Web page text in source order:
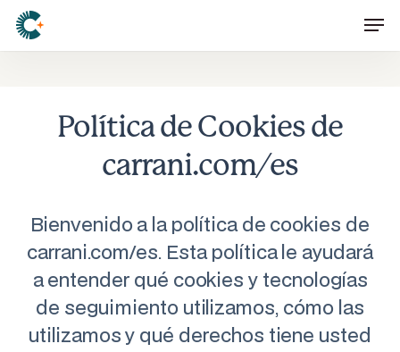
Skip
Política de Cookies de
carrani.com/es
Bienvenido a la política de cookies de
carrani.com/es. Esta política le ayudará
a entender qué cookies y tecnologías
de seguimiento utilizamos, cómo las
utilizamos y qué derechos tiene usted